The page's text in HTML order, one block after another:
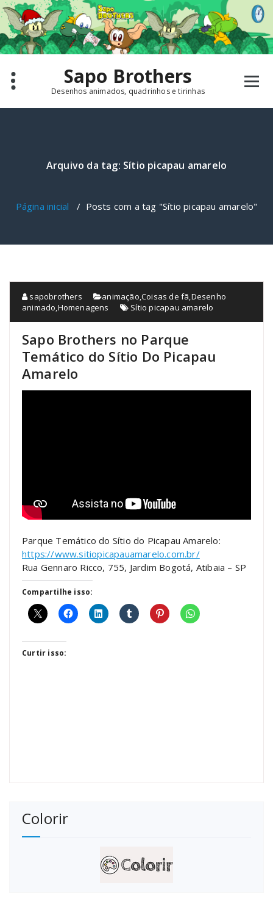
Pular
para
o
conteúdo
Sapo Brothers
Desenhos animados, quadrinhos e tirinhas
Arquivo da tag: Sítio picapau amarelo
Página inicial / Posts com a tag "Sítio picapau amarelo"
sapobrothers animação,Coisas de fã,Desenho
animado,Homenagens Sítio picapau amarelo
Sapo Brothers no Parque
Temático do Sítio Do Picapau
Amarelo
Parque Temático do Sítio do Picapau Amarelo:
https://www.sitiopicapauamarelo.com.br/
Rua Gennaro Ricco, 755, Jardim Bogotá, Atibaia – SP
Compartilhe isso:
Curtir isso:
Colorir